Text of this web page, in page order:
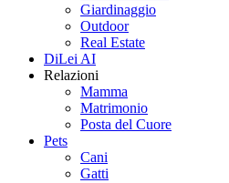
Giardinaggio
Outdoor
Real Estate
DiLei AI
Relazioni
Mamma
Matrimonio
Posta del Cuore
Pets
Cani
Gatti